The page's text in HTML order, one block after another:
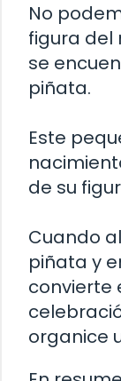
No
figura del
se
piñata.
Este
de su
Cuando
piñata y
convierte
organice